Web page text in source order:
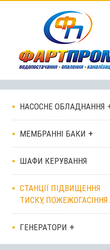
НАСОСНЕ ОБЛАДНАННЯ
МЕМБРАННІ БАКИ
ШАФИ КЕРУВАННЯ
СТАНЦІЇ ПІДВИЩЕННЯ
ТИСКУ, ПОЖЕЖОГАСІННЯ.
ГЕНЕРАТОРИ